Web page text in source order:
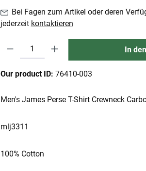
Bei Fagen zum Artikel oder deren
jederzeit kontaktieren
Produkt Anzahl: Gib den gewünschten Wert
In
Our product ID: 76410-003
Men's James Perse T-Shirt Crewneck
mlj3311
100% Cotton